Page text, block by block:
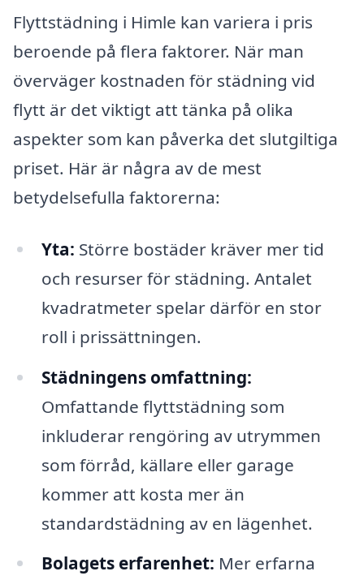
Flyttstädning i Himle kan variera i pris
beroende på flera faktorer. När man
överväger kostnaden för städning vid
flytt är det viktigt att tänka på olika
aspekter som kan påverka det slutgiltiga
priset. Här är några av de mest
betydelsefulla faktorerna:
Yta: Större bostäder kräver mer tid
och resurser för städning. Antalet
kvadratmeter spelar därför en stor
roll i prissättningen.
Städningens omfattning:
Omfattande flyttstädning som
inkluderar rengöring av utrymmen
som förråd, källare eller garage
kommer att kosta mer än
standardstädning av en lägenhet.
Bolagets erfarenhet: Mer erfarna